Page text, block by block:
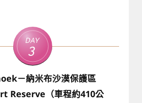
Day
3
－納米布沙漠保護區
Reserve（車程約410公